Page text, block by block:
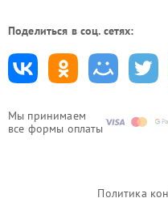
Мы принимаем
все формы оплаты
Поделиться в соц. сетях:
Политика